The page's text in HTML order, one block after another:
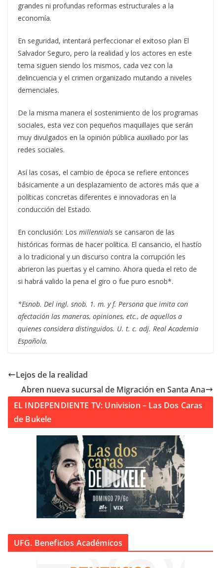
grandes ni profundas reformas estructurales a la
economía.
En seguridad, intentará perfeccionar el exitoso plan El
Salvador Seguro, pero la realidad y los actores en este
tema siguen siendo los mismos, cada vez con la
delincuencia y el crimen organizado mutando a niveles
demenciales.
De la misma manera el sostenimiento de los programas
sociales, esta vez con pequeños maquillajes que serán
muy divulgados en la opinión pública auxiliado por las
redes sociales.
Así las cosas, el cambio de época se refiere entonces
básicamente a un desplazamiento de actores más que a
políticas concretas diferentes e innovadoras en la
conducción del Estado.
En conclusión: Los millennials se cansaron de las
históricas formas de hacer política. El cansancio, el hastío
a lo tradicional y un discurso contra la corrupción les
abrieron las puertas y el camino. Ahora queda el reto de
si habrá valido la pena el giro o fue puro esnob*.
*Esnob. Del ingl. snob. 1. m. y f. Persona que imita con
afectación las maneras, opiniones, etc., de aquellos a
quienes considera distinguidos. U. t. c. adj. Real Academia
Española.
Lejos de la realidad
Abren nueva sucursal de Migración en Santa Ana
EL INDEPENDIENTE TV: Univision – Las Dos Caras
de Bukele
UFG. Beneficios Académicos